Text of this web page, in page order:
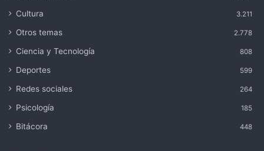
Cultura 3.211
Otros temas 2.778
Ciencia y Tecnología 808
Deportes 599
Redes sociales 264
Psicología 185
Bitácora 448